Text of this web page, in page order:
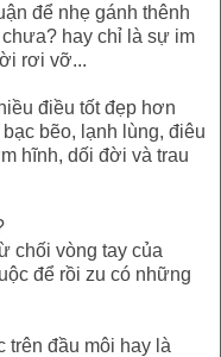
để nhẹ gánh thênh
hay chỉ là sự im
rơi vỡ...
điều tốt đẹp hơn
bẽo, lạnh lùng, điêu
hĩnh, dối đời và trau
chối vòng tay của
để rồi zu có những
trên đầu môi hay là